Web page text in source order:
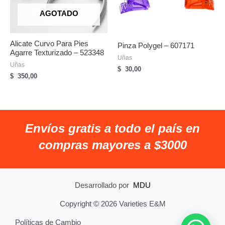
AGOTADO
Alicate Curvo Para Pies
Agarre Texturizado – 523348
Uñas
$ 350,00
Pinza Polygel – 607171
Uñas
$ 30,00
Envíos gratis a todo el país en
compras mayores a $3000
Desarrollado por MDU
Copyright © 2026 Varieties E&M
Políticas de Cambio